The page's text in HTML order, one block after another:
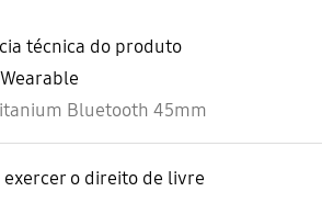
técnica do produto
Wearable
Bluetooth 45mm
o direito de livre